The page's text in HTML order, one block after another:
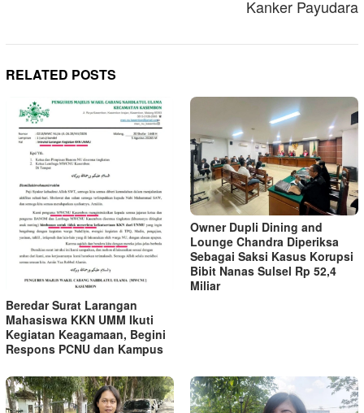
Kanker Payudara
RELATED POSTS
Beredar Surat Larangan
Mahasiswa KKN UMM Ikuti
Kegiatan Keagamaan, Begini
Respons PCNU dan Kampus
Owner Dupli Dining and
Lounge Chandra Diperiksa
Sebagai Saksi Kasus Korupsi
Bibit Nanas Sulsel Rp 52,4
Miliar